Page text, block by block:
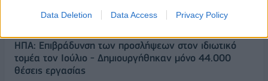
Data Deletion Data Access Privacy Policy
ΕΠΙΧΕΙΡΗΣΕΙΣ
ΗΠΑ: Επιβράδυνση των προσλήψεων στον ιδιωτικό
τομέα τον Ιούλιο - Δημιουργήθηκαν μόνο 44.000
θέσεις εργασίας